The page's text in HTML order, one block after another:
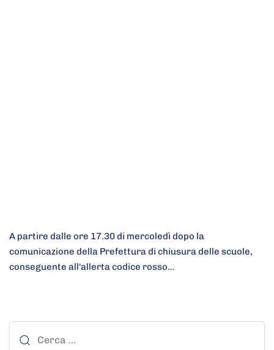
A partire dalle ore 17.30 di mercoledì dopo la
comunicazione della Prefettura di chiusura delle scuole,
conseguente all'allerta codice rosso…